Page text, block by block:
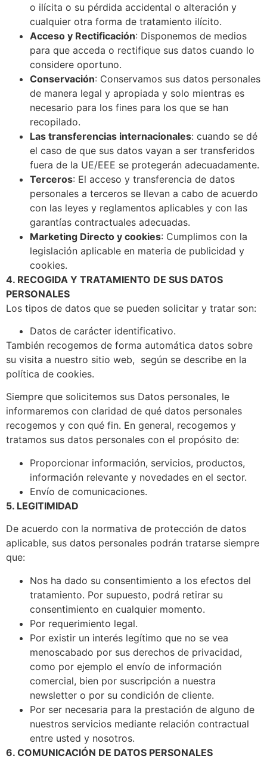
o ilícita o su pérdida accidental o alteración y
cualquier otra forma de tratamiento ilícito.
Acceso y Rectificación: Disponemos de medios
para que acceda o rectifique sus datos cuando lo
considere oportuno.
Conservación: Conservamos sus datos personales
de manera legal y apropiada y solo mientras es
necesario para los fines para los que se han
recopilado.
Las transferencias internacionales: cuando se dé
el caso de que sus datos vayan a ser transferidos
fuera de la UE/EEE se protegerán adecuadamente.
Terceros: El acceso y transferencia de datos
personales a terceros se llevan a cabo de acuerdo
con las leyes y reglamentos aplicables y con las
garantías contractuales adecuadas.
Marketing Directo y cookies: Cumplimos con la
legislación aplicable en materia de publicidad y
cookies.
4. RECOGIDA Y TRATAMIENTO DE SUS DATOS
PERSONALES
Los tipos de datos que se pueden solicitar y tratar son:
Datos de carácter identificativo.
También recogemos de forma automática datos sobre
su visita a nuestro sitio web, según se describe en la
política de cookies.
Siempre que solicitemos sus Datos personales, le
informaremos con claridad de qué datos personales
recogemos y con qué fin. En general, recogemos y
tratamos sus datos personales con el propósito de:
Proporcionar información, servicios, productos,
información relevante y novedades en el sector.
Envío de comunicaciones.
5. LEGITIMIDAD
De acuerdo con la normativa de protección de datos
aplicable, sus datos personales podrán tratarse siempre
que:
Nos ha dado su consentimiento a los efectos del
tratamiento. Por supuesto, podrá retirar su
consentimiento en cualquier momento.
Por requerimiento legal.
Por existir un interés legítimo que no se vea
menoscabado por sus derechos de privacidad,
como por ejemplo el envío de información
comercial, bien por suscripción a nuestra
newsletter o por su condición de cliente.
Por ser necesaria para la prestación de alguno de
nuestros servicios mediante relación contractual
entre usted y nosotros.
6. COMUNICACIÓN DE DATOS PERSONALES